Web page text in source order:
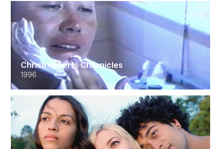
Christropher's Chronicles
1996